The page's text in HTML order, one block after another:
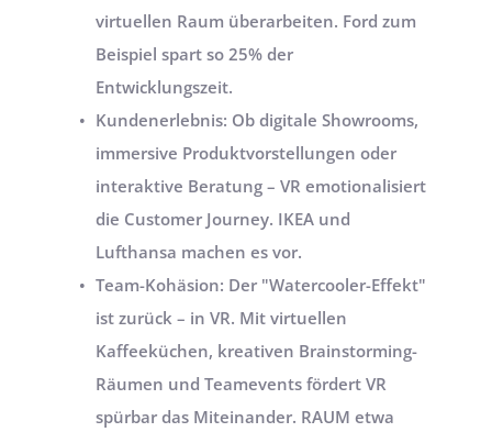
virtuellen Raum überarbeiten. Ford zum
Beispiel spart so 25% der
Entwicklungszeit.
Kundenerlebnis: Ob digitale Showrooms,
immersive Produktvorstellungen oder
interaktive Beratung – VR emotionalisiert
die Customer Journey. IKEA und
Lufthansa machen es vor.
Team-Kohäsion: Der "Watercooler-Effekt"
ist zurück – in VR. Mit virtuellen
Kaffeeküchen, kreativen Brainstorming-
Räumen und Teamevents fördert VR
spürbar das Miteinander. RAUM etwa